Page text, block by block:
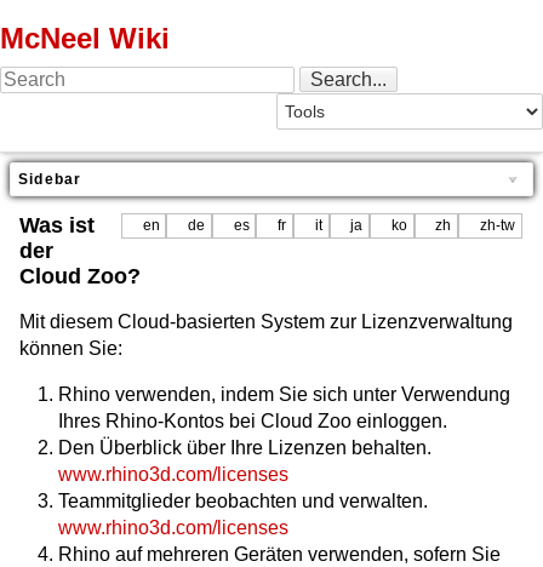
McNeel Wiki
Sidebar
en de es fr it ja ko zh zh-tw
Was ist
der
Cloud Zoo?
Mit diesem Cloud-basierten System zur Lizenzverwaltung
können Sie:
Rhino verwenden, indem Sie sich unter Verwendung
Ihres Rhino-Kontos bei Cloud Zoo einloggen.
Den Überblick über Ihre Lizenzen behalten.
www.rhino3d.com/licenses
Teammitglieder beobachten und verwalten.
www.rhino3d.com/licenses
Rhino auf mehreren Geräten verwenden, sofern Sie